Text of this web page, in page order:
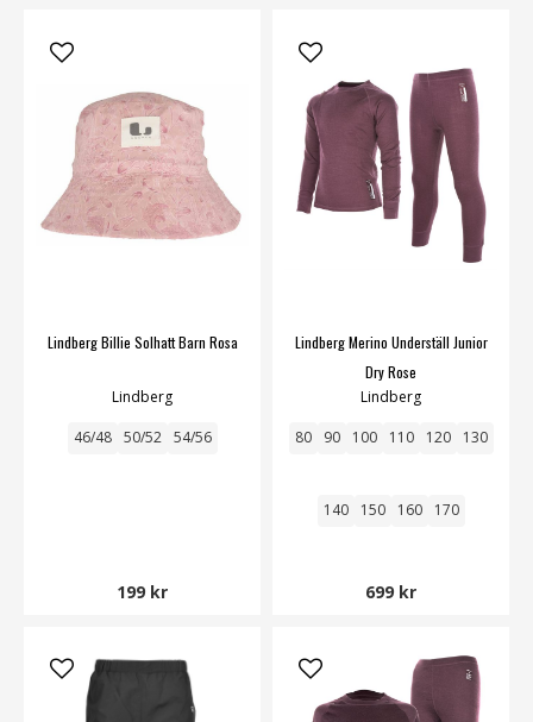
Lindberg Billie Solhatt Barn Rosa
Lindberg
46/48 50/52 54/56
199 kr
Lindberg Merino Underställ Junior
Dry Rose
Lindberg
80 90 100 110 120 130
140 150 160 170
699 kr